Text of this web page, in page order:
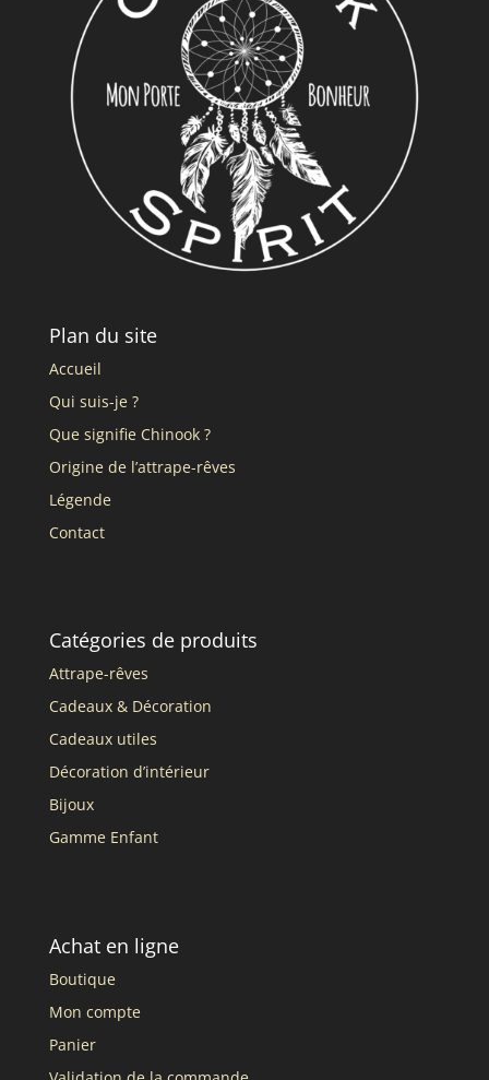
Plan du site
Accueil
Qui suis-je ?
Que signifie Chinook ?
Origine de l’attrape-rêves
Légende
Contact
Catégories de produits
Attrape-rêves
Cadeaux & Décoration
Cadeaux utiles
Décoration d’intérieur
Bijoux
Gamme Enfant
Achat en ligne
Boutique
Mon compte
Panier